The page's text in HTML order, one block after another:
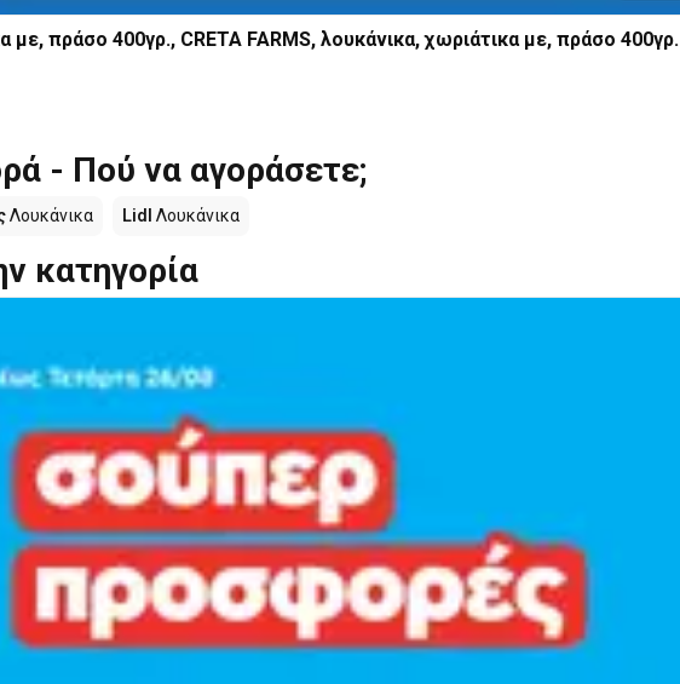
με, πράσο 400γρ., CRETA FARMS, λουκάνικα, χωριάτικα με, πράσο 400γρ.
- Πού να αγοράσετε;
Λουκάνικα Lidl Λουκάνικα
κατηγορία